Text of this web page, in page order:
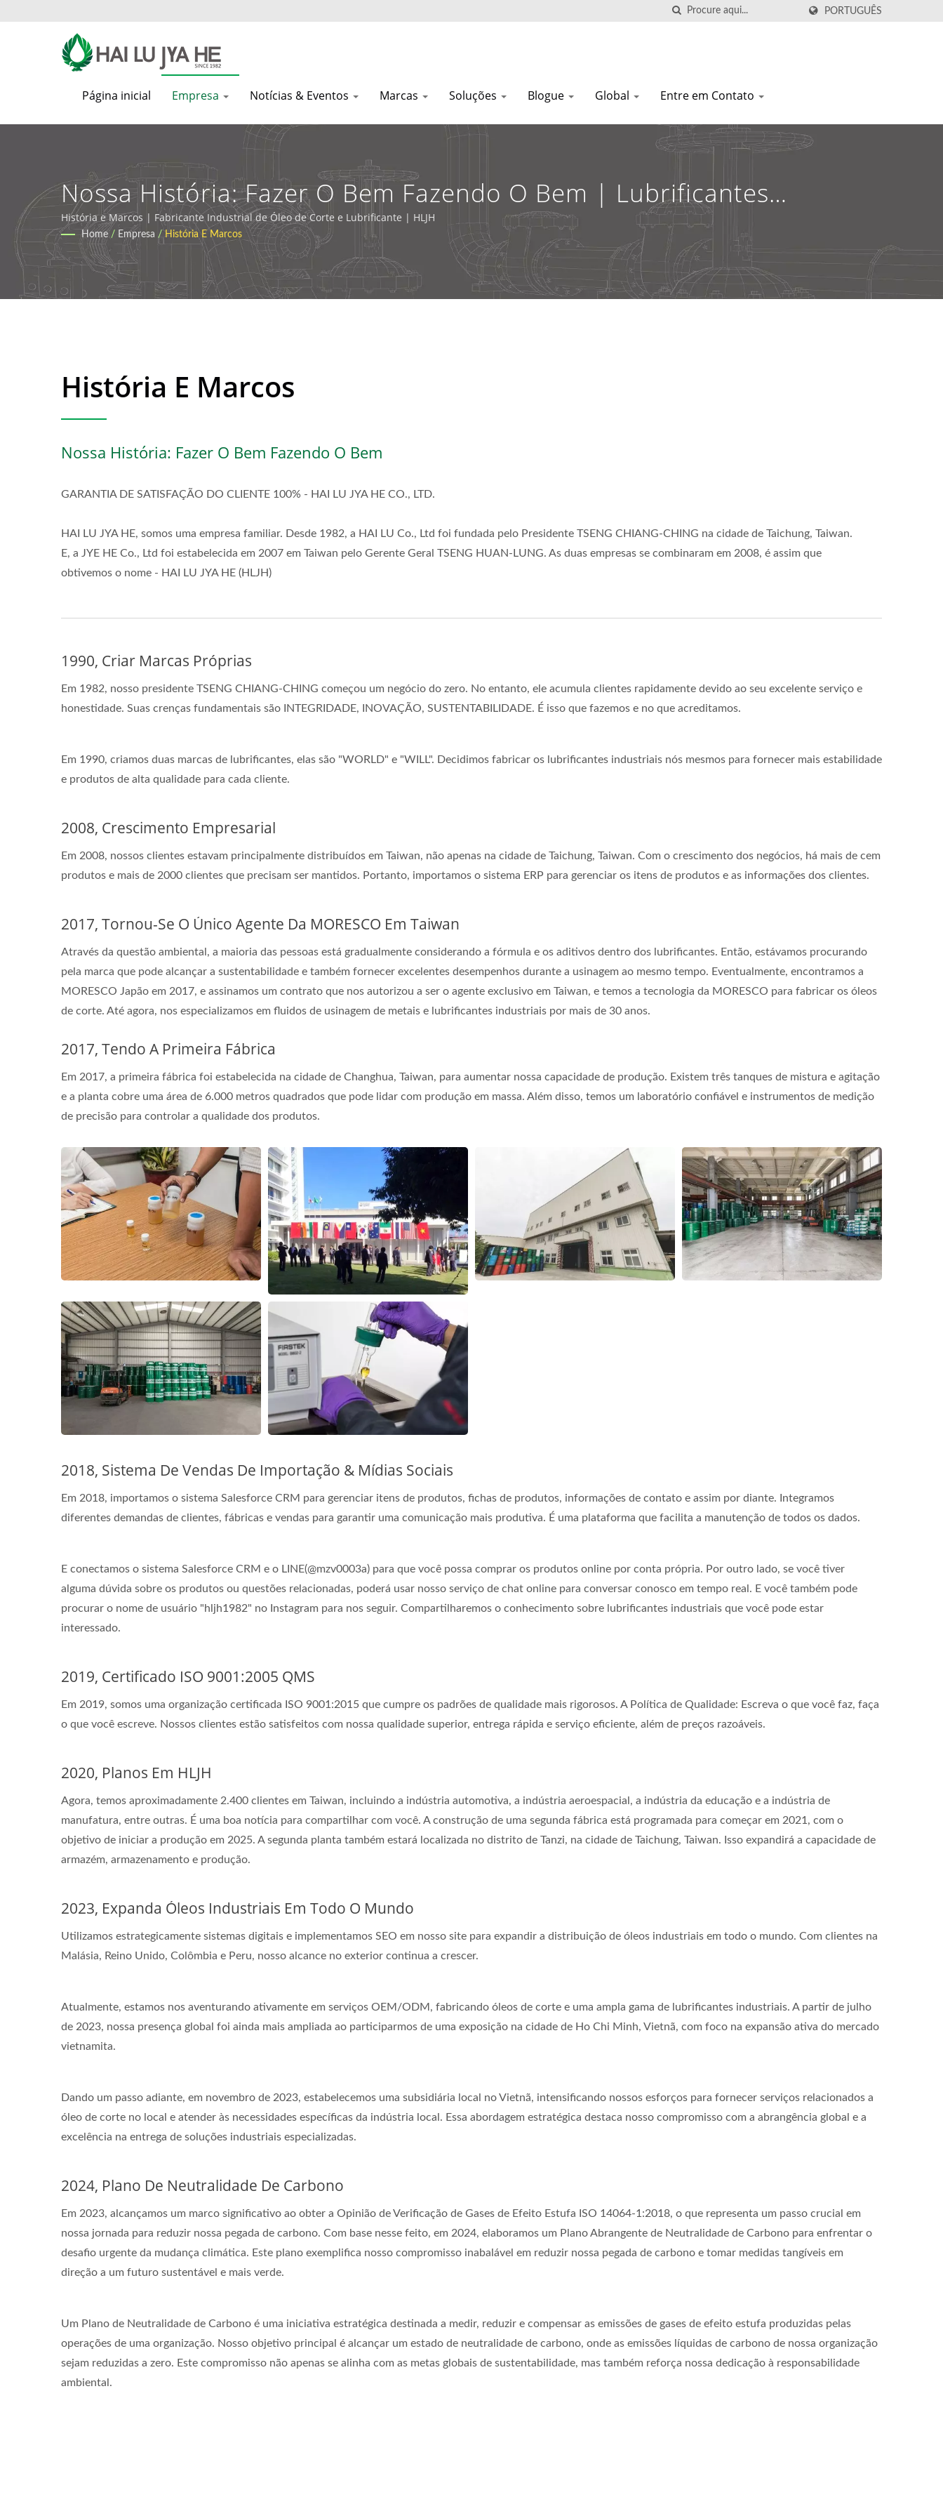
PORTUGUÊS
Página inicial Empresa Notícias & Eventos Marcas Soluções Blogue Global Entre em Contato
Nossa História: Fazer O Bem Fazendo O Bem | Lubrificantes
Industriais Ecológicos E Óleos De Corte | HLJH
História e Marcos | Fabricante Industrial de Óleo de Corte e Lubrificante | HLJH
Home / Empresa / História E Marcos
História E Marcos
Nossa História: Fazer O Bem Fazendo O Bem
GARANTIA DE SATISFAÇÃO DO CLIENTE 100% - HAI LU JYA HE CO., LTD.
HAI LU JYA HE, somos uma empresa familiar. Desde 1982, a HAI LU Co., Ltd foi fundada pelo Presidente TSENG CHIANG-CHING na cidade de Taichung, Taiwan.
E, a JYE HE Co., Ltd foi estabelecida em 2007 em Taiwan pelo Gerente Geral TSENG HUAN-LUNG. As duas empresas se combinaram em 2008, é assim que
obtivemos o nome - HAI LU JYA HE (HLJH)
1990, Criar Marcas Próprias
Em 1982, nosso presidente TSENG CHIANG-CHING começou um negócio do zero. No entanto, ele acumula clientes rapidamente devido ao seu excelente serviço e
honestidade. Suas crenças fundamentais são INTEGRIDADE, INOVAÇÃO, SUSTENTABILIDADE. É isso que fazemos e no que acreditamos.
Em 1990, criamos duas marcas de lubrificantes, elas são "WORLD" e "WILL". Decidimos fabricar os lubrificantes industriais nós mesmos para fornecer mais estabilidade
e produtos de alta qualidade para cada cliente.
2008, Crescimento Empresarial
Em 2008, nossos clientes estavam principalmente distribuídos em Taiwan, não apenas na cidade de Taichung, Taiwan. Com o crescimento dos negócios, há mais de cem
produtos e mais de 2000 clientes que precisam ser mantidos. Portanto, importamos o sistema ERP para gerenciar os itens de produtos e as informações dos clientes.
2017, Tornou-Se O Único Agente Da MORESCO Em Taiwan
Através da questão ambiental, a maioria das pessoas está gradualmente considerando a fórmula e os aditivos dentro dos lubrificantes. Então, estávamos procurando
pela marca que pode alcançar a sustentabilidade e também fornecer excelentes desempenhos durante a usinagem ao mesmo tempo. Eventualmente, encontramos a
MORESCO Japão em 2017, e assinamos um contrato que nos autorizou a ser o agente exclusivo em Taiwan, e temos a tecnologia da MORESCO para fabricar os óleos
de corte. Até agora, nos especializamos em fluidos de usinagem de metais e lubrificantes industriais por mais de 30 anos.
2017, Tendo A Primeira Fábrica
Em 2017, a primeira fábrica foi estabelecida na cidade de Changhua, Taiwan, para aumentar nossa capacidade de produção. Existem três tanques de mistura e agitação
e a planta cobre uma área de 6.000 metros quadrados que pode lidar com produção em massa. Além disso, temos um laboratório confiável e instrumentos de medição
de precisão para controlar a qualidade dos produtos.
2018, Sistema De Vendas De Importação & Mídias Sociais
Em 2018, importamos o sistema Salesforce CRM para gerenciar itens de produtos, fichas de produtos, informações de contato e assim por diante. Integramos
diferentes demandas de clientes, fábricas e vendas para garantir uma comunicação mais produtiva. É uma plataforma que facilita a manutenção de todos os dados.
E conectamos o sistema Salesforce CRM e o LINE(@mzv0003a) para que você possa comprar os produtos online por conta própria. Por outro lado, se você tiver
alguma dúvida sobre os produtos ou questões relacionadas, poderá usar nosso serviço de chat online para conversar conosco em tempo real. E você também pode
procurar o nome de usuário "hljh1982" no Instagram para nos seguir. Compartilharemos o conhecimento sobre lubrificantes industriais que você pode estar
interessado.
2019, Certificado ISO 9001:2005 QMS
Em 2019, somos uma organização certificada ISO 9001:2015 que cumpre os padrões de qualidade mais rigorosos. A Política de Qualidade: Escreva o que você faz, faça
o que você escreve. Nossos clientes estão satisfeitos com nossa qualidade superior, entrega rápida e serviço eficiente, além de preços razoáveis.
2020, Planos Em HLJH
Agora, temos aproximadamente 2.400 clientes em Taiwan, incluindo a indústria automotiva, a indústria aeroespacial, a indústria da educação e a indústria de
manufatura, entre outras. É uma boa notícia para compartilhar com você. A construção de uma segunda fábrica está programada para começar em 2021, com o
objetivo de iniciar a produção em 2025. A segunda planta também estará localizada no distrito de Tanzi, na cidade de Taichung, Taiwan. Isso expandirá a capacidade de
armazém, armazenamento e produção.
2023, Expanda Óleos Industriais Em Todo O Mundo
Utilizamos estrategicamente sistemas digitais e implementamos SEO em nosso site para expandir a distribuição de óleos industriais em todo o mundo. Com clientes na
Malásia, Reino Unido, Colômbia e Peru, nosso alcance no exterior continua a crescer.
Atualmente, estamos nos aventurando ativamente em serviços OEM/ODM, fabricando óleos de corte e uma ampla gama de lubrificantes industriais. A partir de julho
de 2023, nossa presença global foi ainda mais ampliada ao participarmos de uma exposição na cidade de Ho Chi Minh, Vietnã, com foco na expansão ativa do mercado
vietnamita.
Dando um passo adiante, em novembro de 2023, estabelecemos uma subsidiária local no Vietnã, intensificando nossos esforços para fornecer serviços relacionados a
óleo de corte no local e atender às necessidades específicas da indústria local. Essa abordagem estratégica destaca nosso compromisso com a abrangência global e a
excelência na entrega de soluções industriais especializadas.
2024, Plano De Neutralidade De Carbono
Em 2023, alcançamos um marco significativo ao obter a Opinião de Verificação de Gases de Efeito Estufa ISO 14064-1:2018, o que representa um passo crucial em
nossa jornada para reduzir nossa pegada de carbono. Com base nesse feito, em 2024, elaboramos um Plano Abrangente de Neutralidade de Carbono para enfrentar o
desafio urgente da mudança climática. Este plano exemplifica nosso compromisso inabalável em reduzir nossa pegada de carbono e tomar medidas tangíveis em
direção a um futuro sustentável e mais verde.
Um Plano de Neutralidade de Carbono é uma iniciativa estratégica destinada a medir, reduzir e compensar as emissões de gases de efeito estufa produzidas pelas
operações de uma organização. Nosso objetivo principal é alcançar um estado de neutralidade de carbono, onde as emissões líquidas de carbono de nossa organização
sejam reduzidas a zero. Este compromisso não apenas se alinha com as metas globais de sustentabilidade, mas também reforça nossa dedicação à responsabilidade
ambiental.